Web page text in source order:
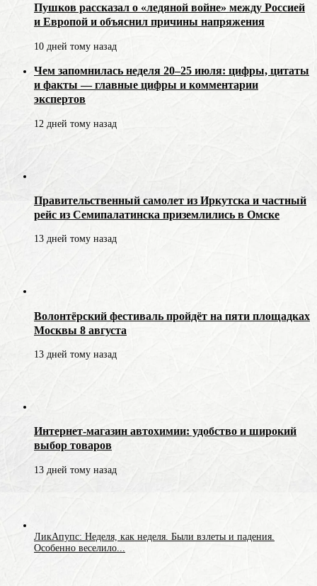
Пушков рассказал о «ледяной войне» между Россией
и Европой и объяснил причины напряжения
10 дней тому назад
Чем запомнилась неделя 20–25 июля: цифры, цитаты
и факты — главные цифры и комментарии
экспертов
12 дней тому назад
Правительственный самолет из Иркутска и частный
рейс из Семипалатинска приземлились в Омске
13 дней тому назад
Волонтёрский фестиваль пройдёт на пяти площадках
Москвы 8 августа
13 дней тому назад
Интернет-магазин автохимии: удобство и широкий
выбор товаров
13 дней тому назад
ЛикАпупс: Неделя, как неделя. Были взлеты и падения.
Особенно веселило...